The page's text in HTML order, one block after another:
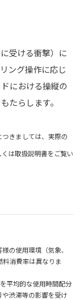
受ける衝撃）に
ング操作に応じ
における操縦の
たらします。
きましては、実際の
は取扱説明書をご覧い
の使用環境（気象、
消費率は異なりま
平均的な使用時間配分
渋滞等の影響を受け